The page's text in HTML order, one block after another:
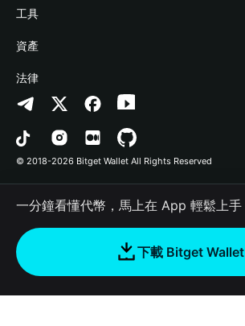
加密資訊
幫助中心
‌聯繫我們
品牌資源
工作機會
Payfi Crypto
Crypto Swap API
Altcoin Season Index
Prediction Markets
DApp
RWA
如何購買加密貨幣
連接錢包
Bitget Wallet Pay
合作上架
風險保障基金
安全防護技術
工具
快捷買幣
授權檢測
合約檢測
批次轉帳
資產
Arbitrum
Avalanche
Bitcoin
Polygon
法律
隱私協議
用戶使用協議
© 2018-2026 Bitget Wallet All Rights Reserved
一分鐘看懂代幣，馬上在 App 輕鬆上手
下載 Bitget Wallet